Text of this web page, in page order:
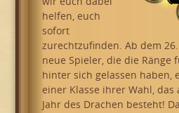
helfen, euch
sofort
zurechtzufinden. Ab dem
neue Spieler, die die Ränge
hinter sich gelassen haben,
einer Klasse ihrer Wahl, das
Jahr des Drachen besteht!